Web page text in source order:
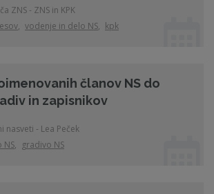
ZNS - ZNS in KPK
, vodenje in delo NS, kpk
članov NS do
in zapisnikov
nasveti - Lea Peček
NS, gradivo NS